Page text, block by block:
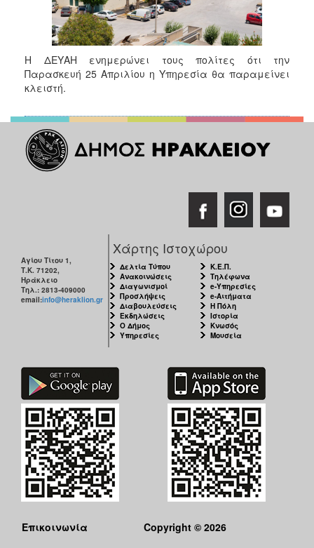
2012
2011
2010
2006
ΔΗΜΟΤΗΣ
ΕΠΙΣΚΕΠΤΗΣ
Η ΔΕΥΑΗ ενημερώνει τους πολίτες ότι την
Παρασκευή 25 Απριλίου η Υπηρεσία θα παραμείνει
κλειστή.
Αγίου Τίτου 1,
Τ.Κ. 71202,
Ηράκλειο
Τηλ.: 2813-409000
email:info@heraklion.gr
Χάρτης Ιστοχώρου
Δελτία Τύπου
Ανακοινώσεις
Διαγωνισμοί
Προσλήψεις
Διαβουλεύσεις
Εκδηλώσεις
Ο Δήμος
Υπηρεσίες
Κ.Ε.Π.
Τηλέφωνα
e-Υπηρεσίες
e-Αιτήματα
Η Πόλη
Ιστορία
Κνωσός
Μουσεία
Επικοινωνία
Copyright © 2026